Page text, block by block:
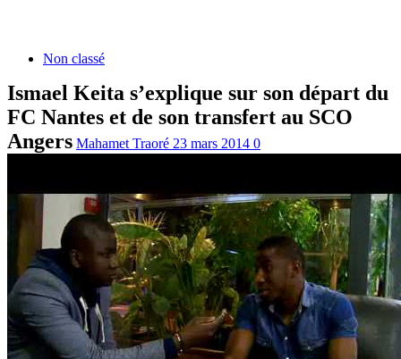
Non classé
Ismael Keita s’explique sur son départ du
FC Nantes et de son transfert au SCO
Angers Mahamet Traoré 23 mars 2014 0